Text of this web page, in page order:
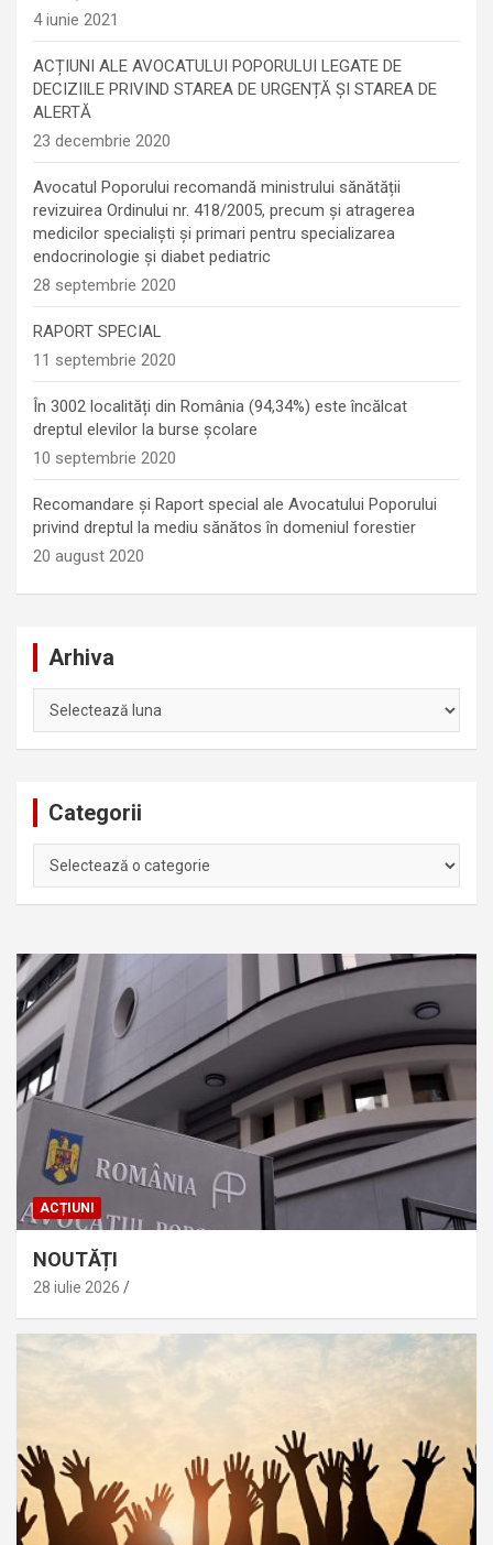
4 iunie 2021
ACȚIUNI ALE AVOCATULUI POPORULUI LEGATE DE
DECIZIILE PRIVIND STAREA DE URGENȚĂ ȘI STAREA DE
ALERTĂ
23 decembrie 2020
Avocatul Poporului recomandă ministrului sănătății
revizuirea Ordinului nr. 418/2005, precum și atragerea
medicilor specialiști și primari pentru specializarea
endocrinologie şi diabet pediatric
28 septembrie 2020
RAPORT SPECIAL
11 septembrie 2020
În 3002 localități din România (94,34%) este încălcat
dreptul elevilor la burse școlare
10 septembrie 2020
Recomandare și Raport special ale Avocatului Poporului
privind dreptul la mediu sănătos în domeniul forestier
20 august 2020
Arhiva
Categorii
ACȚIUNI
NOUTĂȚI
28 iulie 2026